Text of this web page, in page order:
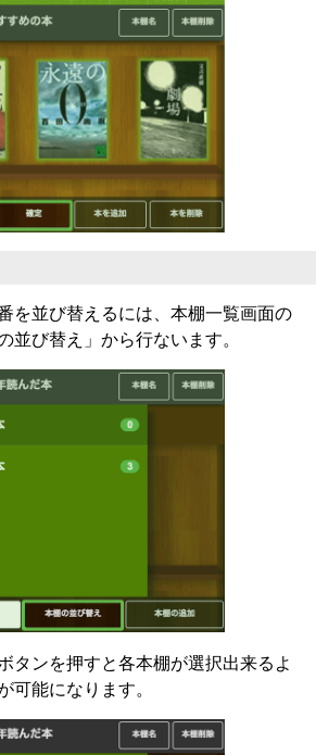
を並び替えるには、本棚一覧画面の
並び替え」から行ないます。
タンを押すと各本棚が選択出来るよ
可能になります。